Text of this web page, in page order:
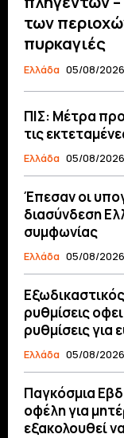
των
πυρκαγιές
Ελλάδα 05/08/2026
ΠΙΣ: Μέτρα
τις
Ελλάδα 05/08/2026
Έπεσαν οι
διασύνδεση
συμφωνίας
Ελλάδα 05/08/2026
ρυθμίσεις
ρυθμίσεις για
Ελλάδα 05/08/2026
Παγκόσμια
οφέλη για
εξακολουθεί